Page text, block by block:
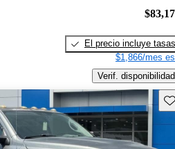
El precio incluye tasas
$1,866/mes
Verif. disponibilidad